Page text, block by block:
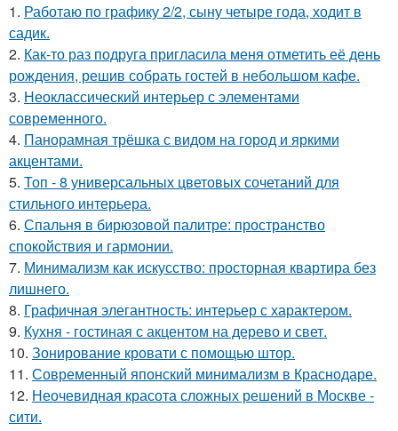
1. Работаю по графику 2/2, сыну четыре года, ходит в
садик.
2. Как-то раз подруга пригласила меня отметить её день
рождения, решив собрать гостей в небольшом кафе.
3. Неоклассический интерьер с элементами
современного.
4. Панорамная трёшка с видом на город и яркими
акцентами.
5. Топ - 8 универсальных цветовых сочетаний для
стильного интерьера.
6. Спальня в бирюзовой палитре: пространство
спокойствия и гармонии.
7. Минимализм как искусство: просторная квартира без
лишнего.
8. Графичная элегантность: интерьер с характером.
9. Кухня - гостиная с акцентом на дерево и свет.
10. Зонирование кровати с помощью штор.
11. Современный японский минимализм в Краснодаре.
12. Неочевидная красота сложных решений в Москве -
сити.